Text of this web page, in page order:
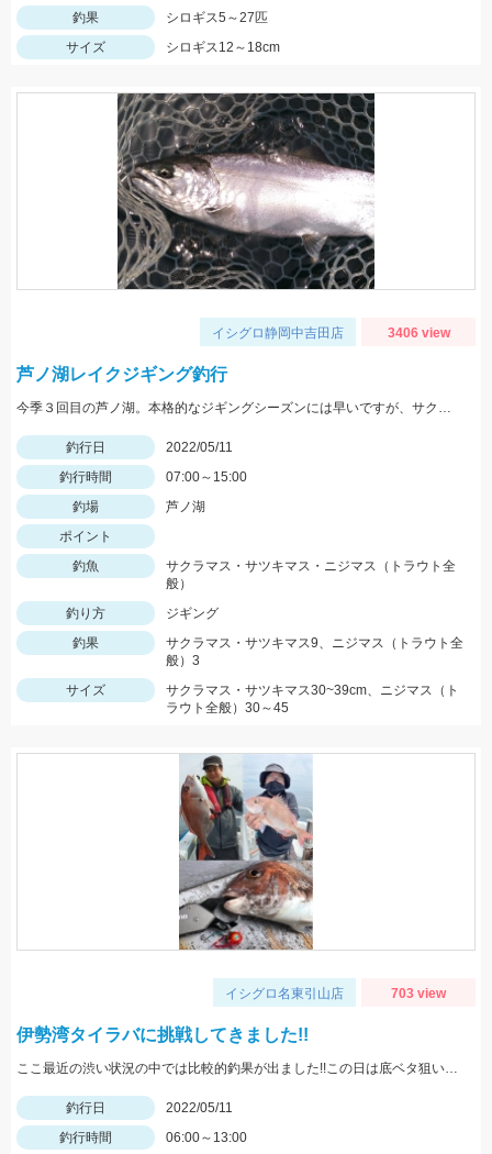
釣果
シロギス5～27匹
サイズ
シロギス12～18cm
イシグロ静岡中吉田店 3406 view
芦ノ湖レイクジギング釣行
今季３回目の芦ノ湖。本格的なジギングシーズンには早いですが、サクラマス狙いで１人釣行。
釣行日
2022/05/11
釣行時間
07:00～15:00
釣場
芦ノ湖
ポイント
釣魚
サクラマス・サツキマス・ニジマス（トラウト全
般）
釣り方
ジギング
釣果
サクラマス・サツキマス9、ニジマス（トラウト全
般）3
サイズ
サクラマス・サツキマス30~39cm、ニジマス（ト
ラウト全般）30～45
イシグロ名東引山店 703 view
伊勢湾タイラバに挑戦してきました!!
ここ最近の渋い状況の中では比較的釣果が出ました!!この日は底ベタ狙いでローギヤリールでじっくり巻くのが吉でした。
釣行日
2022/05/11
釣行時間
06:00～13:00